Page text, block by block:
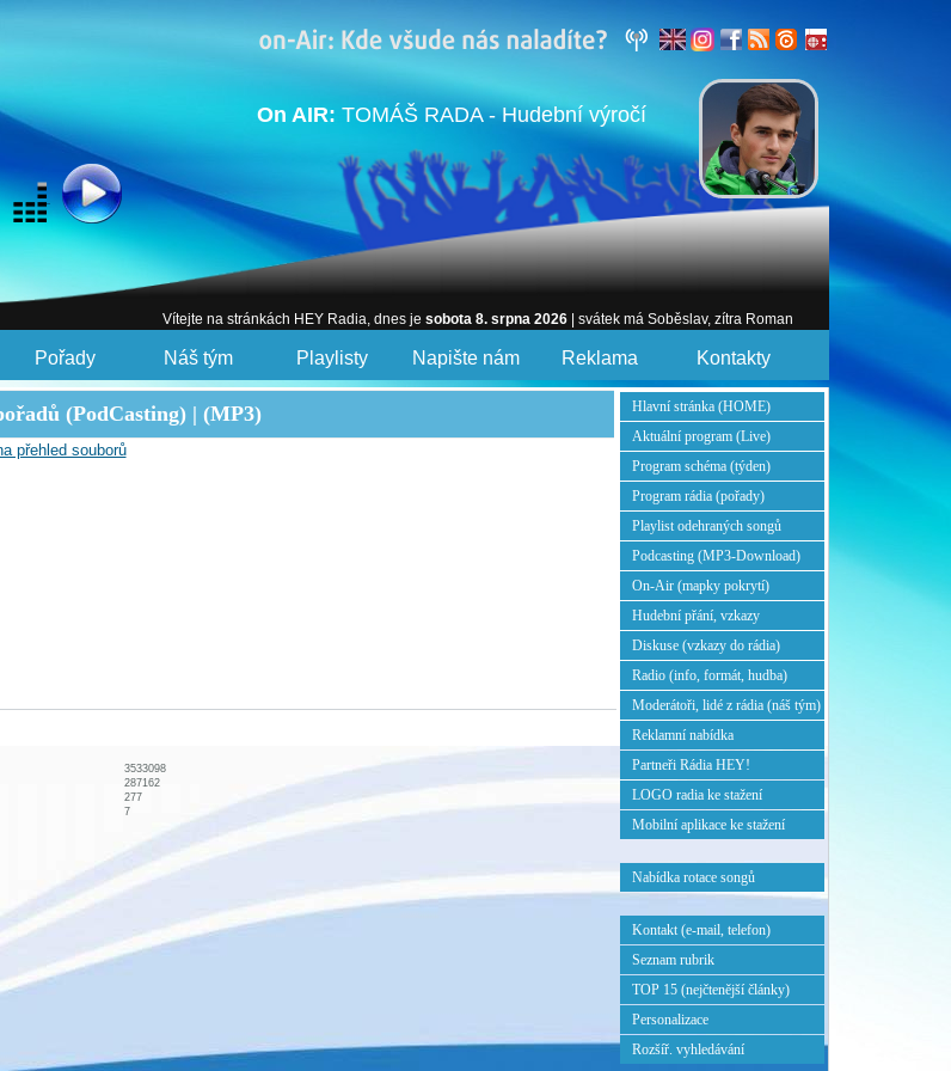
On AIR: TOMÁŠ RADA - Hudební výročí
Vítejte na stránkách HEY Radia, dnes je sobota 8. srpna 2026 | svátek má Soběslav, zítra Roman
Pořady Náš tým Playlisty Napište nám Reklama Kontakty
(PodCasting) | (MP3)
přehled souborů
3533098
287162
277
7
Hlavní stránka (HOME)
Aktuální program (Live)
Program schéma (týden)
Program rádia (pořady)
Playlist odehraných songů
Podcasting (MP3-Download)
On-Air (mapky pokrytí)
Hudební přání, vzkazy
Diskuse (vzkazy do rádia)
Radio (info, formát, hudba)
Moderátoři, lidé z rádia (náš tým)
Reklamní nabídka
Partneři Rádia HEY!
LOGO radia ke stažení
Mobilní aplikace ke stažení
Nabídka rotace songů
Kontakt (e-mail, telefon)
Seznam rubrik
TOP 15 (nejčtenější články)
Personalizace
Rozšíř. vyhledávání